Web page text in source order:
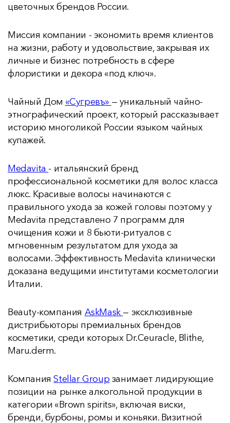
цветочных брендов России.
Миссия компании - экономить время клиентов
на жизни, работу и удовольствие, закрывая их
личные и бизнес потребность в сфере
флористики и декора «под ключ».
Чайный Дом «Сугревъ» — уникальный чайно-
этнографический проект, который рассказывает
историю многоликой России языком чайных
купажей.
Medavita - итальянский бренд
профессиональной косметики для волос класса
люкс. Красивые волосы начинаются с
правильного ухода за кожей головы поэтому у
Medavita представлено 7 программ для
очищения кожи и 8 бьюти-ритуалов с
мгновенным результатом для ухода за
волосами. Эффективность Medavita клинически
доказана ведущими институтами косметологии
Италии.
Beauty-компания AskMask — эксклюзивные
дистрибьюторы премиальных брендов
косметики, среди которых Dr.Ceuracle, Blithe,
Maru.derm.
КомпанияStellar Group занимает лидирующие
позиции на рынке алкогольной продукции в
категории «Brown spirits», включая виски,
бренди, бурбоны, ромы и коньяки. Визитной